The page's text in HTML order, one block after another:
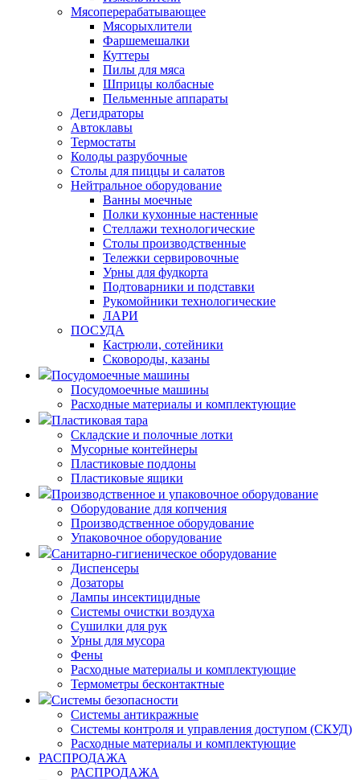
Мясоперерабатывающее
Мясорыхлители
Фаршемешалки
Куттеры
Пилы для мяса
Шприцы колбасные
Пельменные аппараты
Дегидраторы
Автоклавы
Термостаты
Колоды разрубочные
Столы для пиццы и салатов
Нейтральное оборудование
Ванны моечные
Полки кухонные настенные
Стеллажи технологические
Столы производственные
Тележки сервировочные
Урны для фудкорта
Подтоварники и подставки
Рукомойники технологические
ЛАРИ
ПОСУДА
Кастрюли, сотейники
Сковороды, казаны
Посудомоечные машины
Посудомоечные машины
Расходные материалы и комплектующие
Пластиковая тара
Складские и полочные лотки
Мусорные контейнеры
Пластиковые поддоны
Пластиковые ящики
Производственное и упаковочное оборудование
Оборудование для копчения
Производственное оборудование
Упаковочное оборудование
Санитарно-гигиеническое оборудование
Диспенсеры
Дозаторы
Лампы инсектицидные
Системы очистки воздуха
Сушилки для рук
Урны для мусора
Фены
Расходные материалы и комплектующие
Термометры бесконтактные
Системы безопасности
Системы антикражные
Системы контроля и управления доступом (СКУД)
Расходные материалы и комплектующие
РАСПРОДАЖА
РАСПРОДАЖА